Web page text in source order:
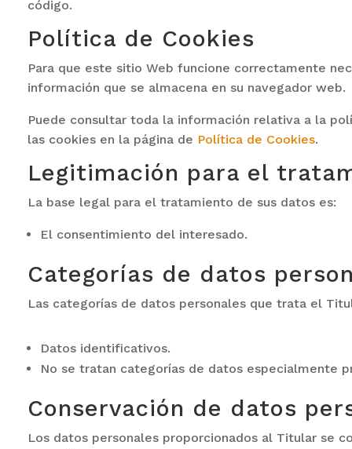
código.
Política de Cookies
Para que este sitio Web funcione correctamente
información que se almacena en su navegador web.
Puede consultar toda la información relativa a la
las cookies en la página de Política de Cookies.
Legitimación para el
La base legal para el tratamiento de sus datos es:
El consentimiento del interesado.
Categorías de datos
Las categorías de datos personales que trata el
Datos identificativos.
No se tratan categorías de datos especialmente
Conservación de datos
Los datos personales proporcionados al Titular se